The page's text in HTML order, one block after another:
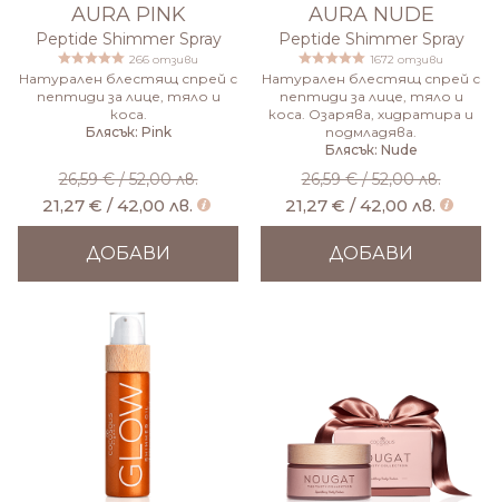
AURA PINK
Peptide Shimmer Spray
266 отзиви
Натурален блестящ спрей с
пептиди за лице, тяло и
коса.
Блясък: Pink
26,59 € / 52,00 лв.
21,27 € / 42,00 лв.
ДОБАВИ
AURA NUDE
Peptide Shimmer Spray
1672 отзиви
Натурален блестящ спрей с
пептиди за лице, тяло и
коса. Озарява, хидратира и
подмладява.
Блясък: Nude
26,59 € / 52,00 лв.
21,27 € / 42,00 лв.
ДОБАВИ